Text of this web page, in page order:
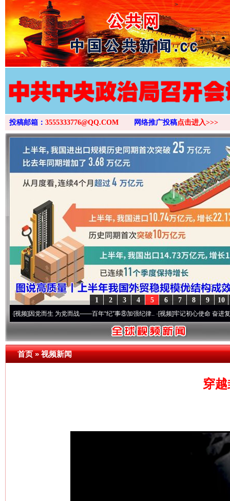
>
投稿邮箱： 3555333776@QQ.COM 网络推广投稿点击进入>>>
10
9
8
7
6
5
4
3
2
1
因党而生 为党而战——百年“纪”事⑧加强纪律..·[视频]牢记初心使命 奋进复兴征程丨
首页»视频新闻
穿